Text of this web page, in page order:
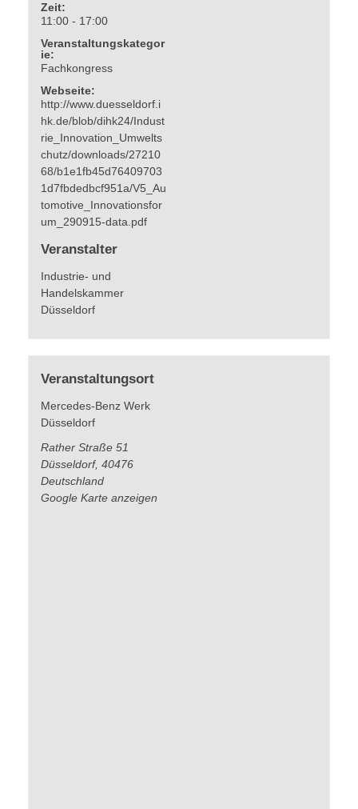
Zeit:
11:00 - 17:00
Veranstaltungskategor
ie:
Fachkongress
Webseite:
http://www.duesseldorf.i
hk.de/blob/dihk24/Indust
rie_Innovation_Umwelts
chutz/downloads/27210
68/b1e1fb45d76409703
1d7fbdedbcf951a/V5_Au
tomotive_Innovationsfor
um_290915-data.pdf
Veranstalter
Industrie- und
Handelskammer
Düsseldorf
Veranstaltungsort
Mercedes-Benz Werk
Düsseldorf
Rather Straße 51
Düsseldorf, 40476
Deutschland
Google Karte anzeigen